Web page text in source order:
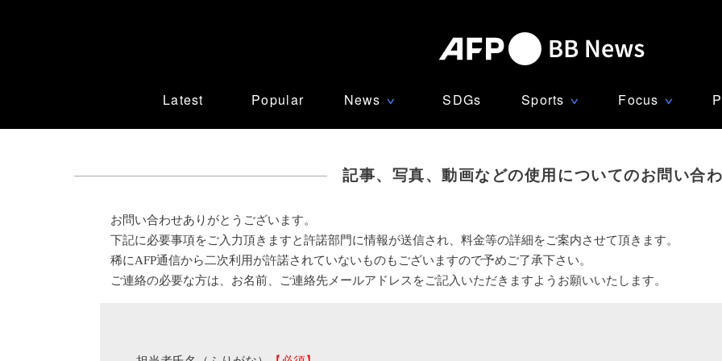
Latest Popular News ∨ SDGs Sports ∨ Focus ∨
記事、写真、動画などの使用についてのお問い合
お問い合わせありがとうございます。
下記に必要事項をご入力頂きますと許諾部門に情報が送信され、料金等の詳細をご案内させて頂きます。
稀にAFP通信から二次利用が許諾されていないものもございますので予めご了承下さい。
ご連絡の必要な方は、お名前、ご連絡先メールアドレスをご記入いただきますようお願いいたします。